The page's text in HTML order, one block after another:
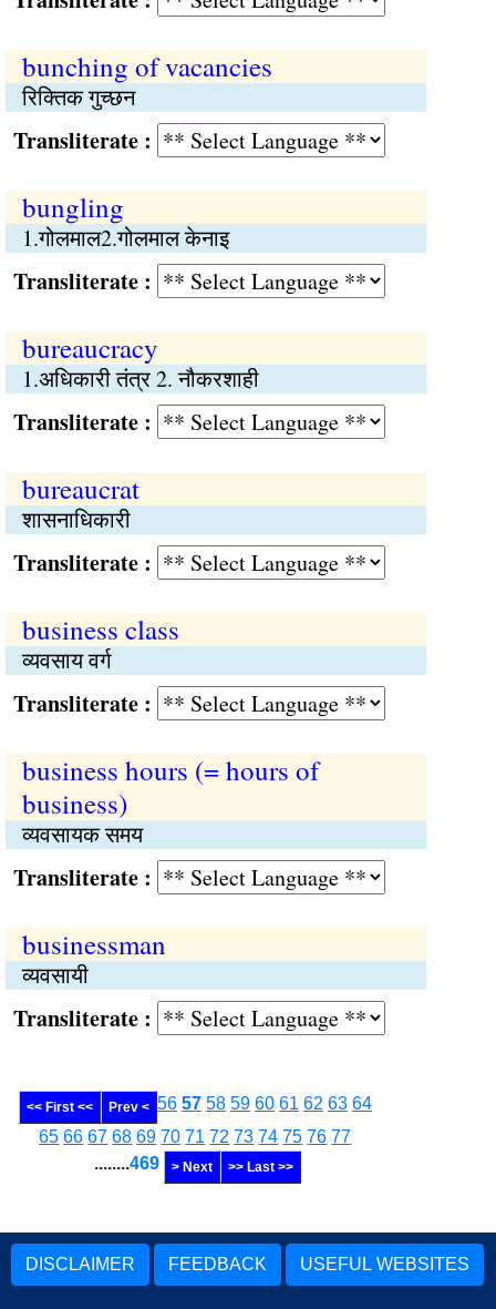
bunching of vacancies
रिक्‍तिक गुच्छन
:
bungling
1.गोलमाल2.गोलमाल केनाइ
:
bureaucracy
1.अधिकारी तंत्र 2. नौकरशाही
:
bureaucrat
शासनाधिकारी
:
business class
व्यवसाय वर्ग
:
business hours (= hours of
business)
व्यवसायक समय
:
businessman
व्यवसायी
:
<< First << Prev < 56 57 58 59 60 61 62 63 64
65 66 67 68 69 70 71 72 73 74 75 76 77
........469 > Next >> Last >>
DISCLAIMER FEEDBACK USEFUL WEBSITES